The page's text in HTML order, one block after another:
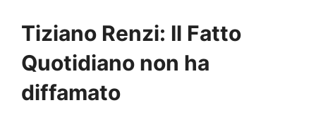
Tiziano Renzi: Il Fatto
Quotidiano non ha
diffamato